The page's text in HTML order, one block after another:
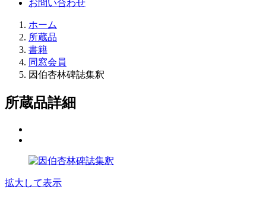
お問い合わせ
ホーム
所蔵品
書籍
同窓会員
因伯杏林碑誌集釈
所蔵品詳細
拡大して表示